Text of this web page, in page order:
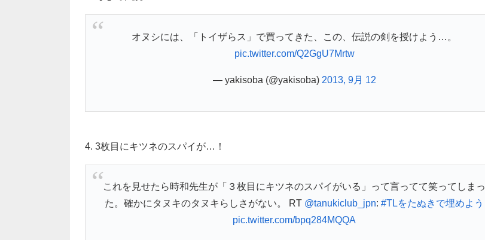
オヌシには、「トイザらス」で買ってきた、この、伝説の剣を授けよう…。
pic.twitter.com/Q2GgU7Mrtw
— yakisoba (@yakisoba) 2013, 9月 12
4. 3枚目にキツネのスパイが…！
これを見せたら時和先生が「３枚目にキツネのスパイがいる」って言ってて笑ってしまっ
た。確かにタヌキのタヌキらしさがない。 RT @tanukiclub_jpn: #TLをたぬきで埋めよう
pic.twitter.com/bpq284MQQA